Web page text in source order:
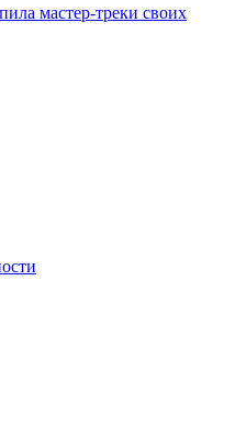
мастер-треки своих